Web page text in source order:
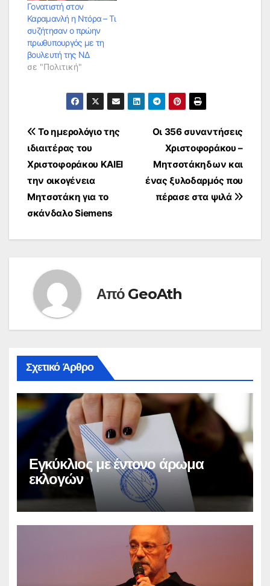
Γονατιστή στον
Καραμανλή η Ντόρα – Τι
συζήτησαν ο πρώην
πρωθυπουργός με τη
βουλευτή της ΝΔ
σε "Πολιτική"
Πλοήγηση
άρθρων
Οι 356 συναντήσεις
Χριστοφοράκου –
Μητσοτάκηδων και
ένας ξυλοδαρμός που
πέρασε στα ψιλά
Το ημερολόγιο της
ιδιαιτέρας του
Χριστοφοράκου ΚΑΙΕΙ
την οικογένεια
Μητσοτάκη για το
σκάνδαλο Siemens
Από GeoAth
Σχετικό Άρθρο
Εγκύκλιος με έντονο άρωμα
εκλογών